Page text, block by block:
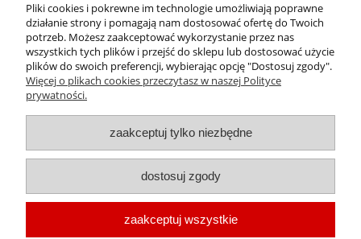
O FIRMIE
| Platforma zakupowa środków smarnych firmy ALVESTA |
Oleje przemysłowe | Smary dla przemysłu spożywczego | Olej do sprężarek
prowadnic | Smar Fuchs | Smar Shell | Oleje Eni AGIP | Smar JAX
Pliki cookies i pokrewne im technologie umożliwiają poprawne
działanie strony i pomagają nam dostosować ofertę do Twoich
potrzeb. Możesz zaakceptować wykorzystanie przez nas
wszystkich tych plików i przejść do sklepu lub dostosować użycie
plików do swoich preferencji, wybierając opcję "Dostosuj zgody".
Więcej o plikach cookies przeczytasz w naszej Polityce
prywatności.
zaakceptuj tylko niezbędne
dostosuj zgody
zaakceptuj wszystkie